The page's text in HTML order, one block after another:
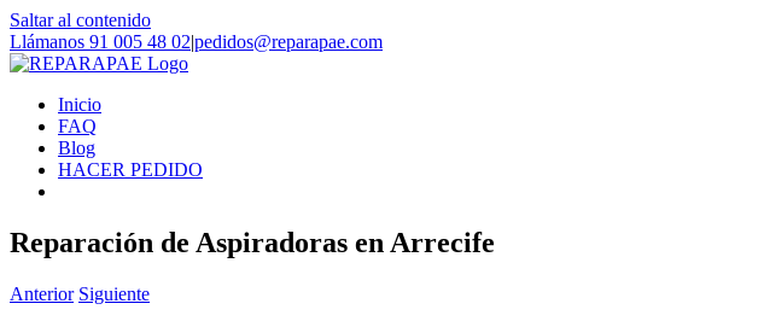
Saltar al contenido
Llámanos 91 005 48 02|pedidos@reparapae.com
Inicio
FAQ
Blog
HACER PEDIDO
Reparación de Aspiradoras en Arrecife
Anterior Siguiente